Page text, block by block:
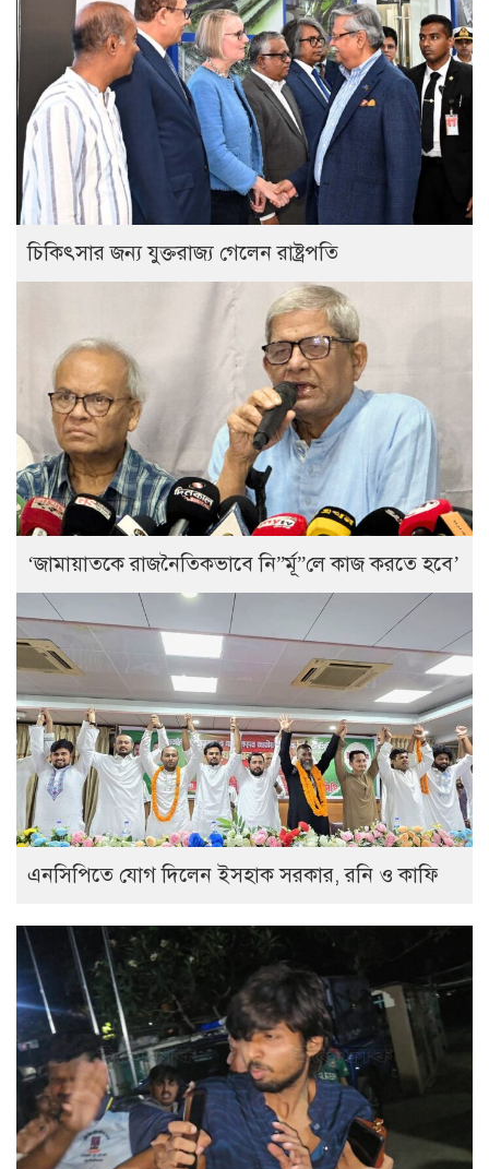
চিকিৎসার জন্য যুক্তরাজ্য গেলেন রাষ্ট্রপতি
‘জামায়াতকে রাজনৈতিকভাবে নি”র্মূ”লে কাজ করতে হবে’
এনসিপিতে যোগ দিলেন ইসহাক সরকার, রনি ও কাফি